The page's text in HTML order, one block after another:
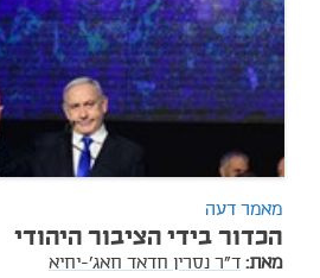
מאמר דעה
הכדור בידי הציבור היהודי
מאת: ד"ר נסרין חדאד חאג'-יחיא